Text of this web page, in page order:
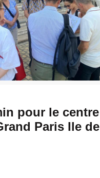
pour le centre
Paris Ile de